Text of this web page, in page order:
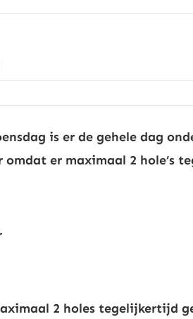
is er de gehele dag
er maximaal 2 hole’s
2 holes tegelijkertijd